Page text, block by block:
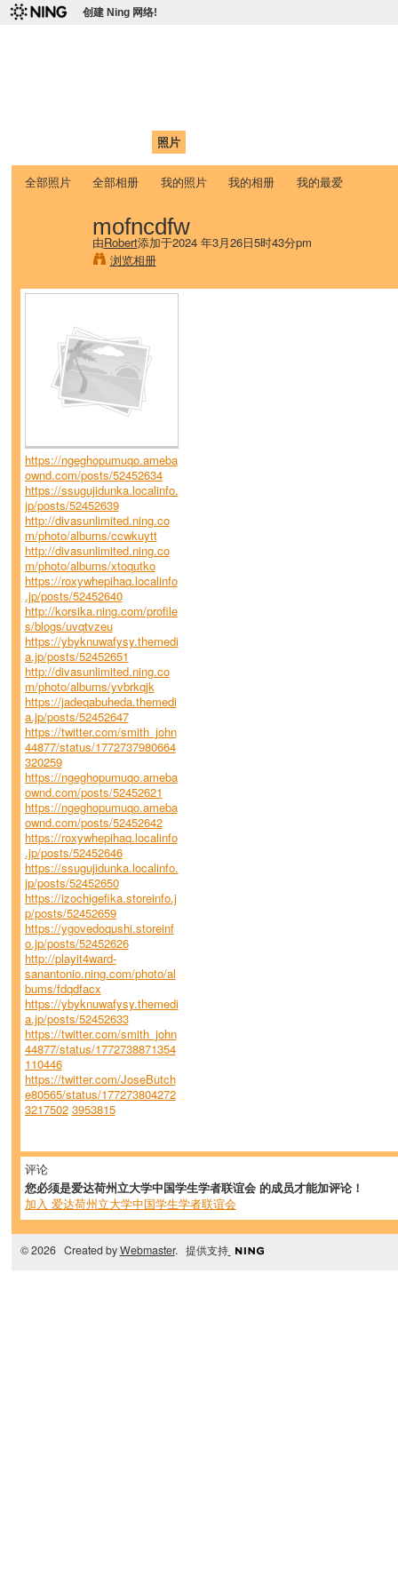
创建 Ning 网络!
照片
全部照片 全部相册 我的照片 我的相册 我的最爱
mofncdfw
由Robert添加于2024 年3月26日5时43分pm
浏览相册
https://ngeghopumuqo.ameba
ownd.com/posts/52452634
https://ssugujidunka.localinfo.
jp/posts/52452639
http://divasunlimited.ning.co
m/photo/albums/ccwkuytt
http://divasunlimited.ning.co
m/photo/albums/xtoqutko
https://roxywhepihaq.localinfo
.jp/posts/52452640
http://korsika.ning.com/profile
s/blogs/uvqtvzeu
https://ybyknuwafysy.themedi
a.jp/posts/52452651
http://divasunlimited.ning.co
m/photo/albums/yvbrkqjk
https://jadeqabuheda.themedi
a.jp/posts/52452647
https://twitter.com/smith_john
44877/status/1772737980664
320259
https://ngeghopumuqo.ameba
ownd.com/posts/52452621
https://ngeghopumuqo.ameba
ownd.com/posts/52452642
https://roxywhepihaq.localinfo
.jp/posts/52452646
https://ssugujidunka.localinfo.
jp/posts/52452650
https://izochigefika.storeinfo.j
p/posts/52452659
https://ygovedoqushi.storeinf
o.jp/posts/52452626
http://playit4ward-
sanantonio.ning.com/photo/al
bums/fdqdfacx
https://ybyknuwafysy.themedi
a.jp/posts/52452633
https://twitter.com/smith_john
44877/status/1772738871354
110446
https://twitter.com/JoseButch
e80565/status/177273804272
3217502 3953815
评论
您必须是爱达荷州立大学中国学生学者联谊会 的成员才能加评论！
加入 爱达荷州立大学中国学生学者联谊会
© 2026 Created byWebmaster. 提供支持